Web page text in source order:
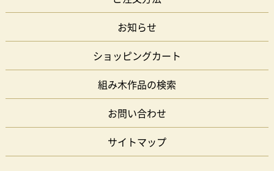
お知らせ
ショッピングカート
組み木作品の検索
お問い合わせ
サイトマップ